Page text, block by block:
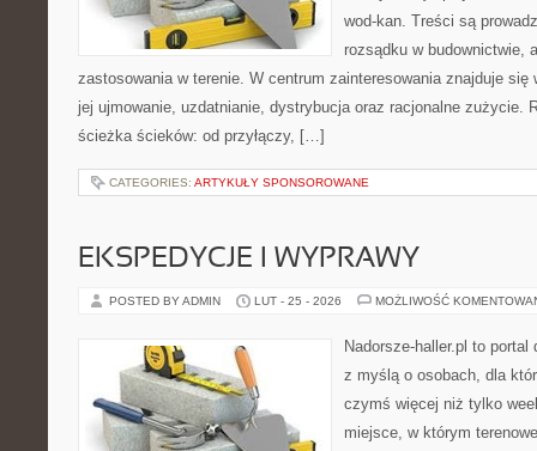
wod-kan. Treści są
rozsądku w budownictwie,
zastosowania w terenie. W centrum zainteresowania znajduje się
jej ujmowanie, uzdatnianie, dystrybucja oraz racjonalne zużycie.
ścieżka ścieków: od przyłączy, […]
CATEGORIES: ARTYKUŁY SPONSOROWANE
EKSPEDYCJE I WYPRAWY
POSTED BY ADMIN LUT - 25 - 2026 MOŻLIWOŚĆ
Nadorsze-haller.pl to portal
z myślą o osobach, dla
czymś więcej niż tylko
miejsce, w którym